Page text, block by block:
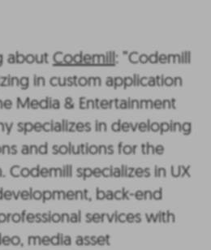
about Codemill : ”Codemill
in custom application
Media & Entertainment
specializes in developing
and solutions for the
Codemill specializes in UX
back-end
services with
media asset